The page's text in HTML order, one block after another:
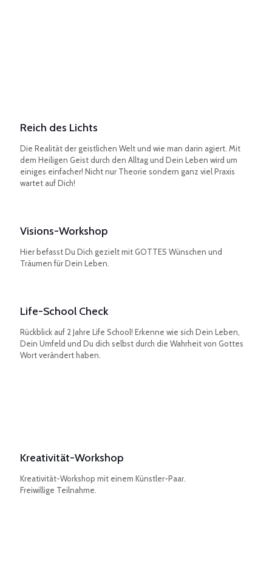
Reich des Lichts
Die Realität der geistlichen Welt und wie man darin agiert. Mit
dem Heiligen Geist durch den Alltag und Dein Leben wird um
einiges einfacher! Nicht nur Theorie sondern ganz viel Praxis
wartet auf Dich!
Visions-Workshop
Hier befasst Du Dich gezielt mit GOTTES Wünschen und
Träumen für Dein Leben.
Life-School Check
Rückblick auf 2 Jahre Life School! Erkenne wie sich Dein Leben,
Dein Umfeld und Du dich selbst durch die Wahrheit von Gottes
Wort verändert haben.
Kreativität-Workshop
Kreativität-Workshop mit einem Künstler-Paar.
Freiwillige Teilnahme.